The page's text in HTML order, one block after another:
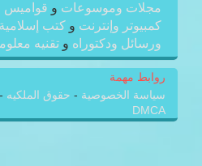
مجلات وموسوعات و قواميس
كمبيوتر وإنترنت و كتب إسلامية
ورسائل ودكتوراه و تقنيه
روابط مهمة
سياسة الخصوصية - حقوق الملكيه -
DMCA